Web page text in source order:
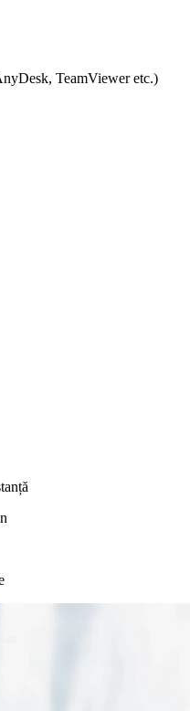
TeamViewer etc.)